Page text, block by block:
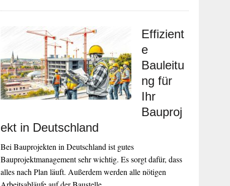
Effizient
e
Bauleitu
ng für
Ihr
Bauproj
ekt in Deutschland
Bei Bauprojekten in Deutschland ist gutes
Bauprojektmanagement sehr wichtig. Es sorgt dafür, dass
alles nach Plan läuft. Außerdem werden alle nötigen